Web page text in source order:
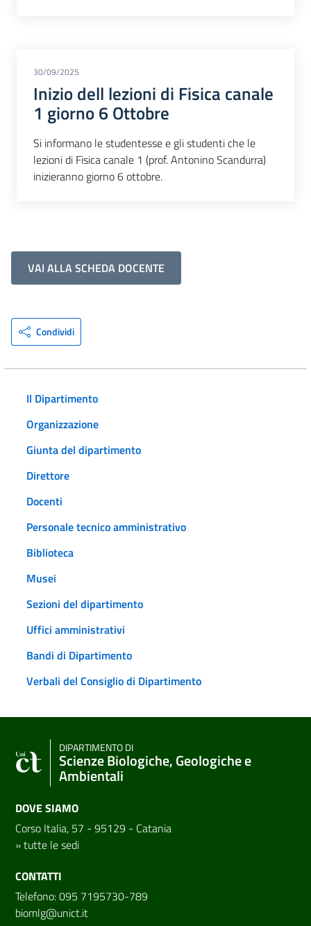
30/09/2025
Inizio dell lezioni di Fisica canale
1 giorno 6 Ottobre
Si informano le studentesse e gli studenti che le
lezioni di Fisica canale 1 (prof. Antonino Scandurra)
inizieranno giorno 6 ottobre.
VAI ALLA SCHEDA DOCENTE
Condividi
Il Dipartimento
Organizzazione
Giunta del dipartimento
Direttore
Docenti
Personale tecnico amministrativo
Biblioteca
Musei
Sezioni del dipartimento
Uffici amministrativi
Bandi di Dipartimento
Verbali del Consiglio di Dipartimento
DIPARTIMENTO DI
Scienze Biologiche, Geologiche e
Ambientali
DOVE SIAMO
Corso Italia, 57 - 95129 - Catania
»tutte le sedi
CONTATTI
Telefono: 095 7195730-789
biomlg@unict.it